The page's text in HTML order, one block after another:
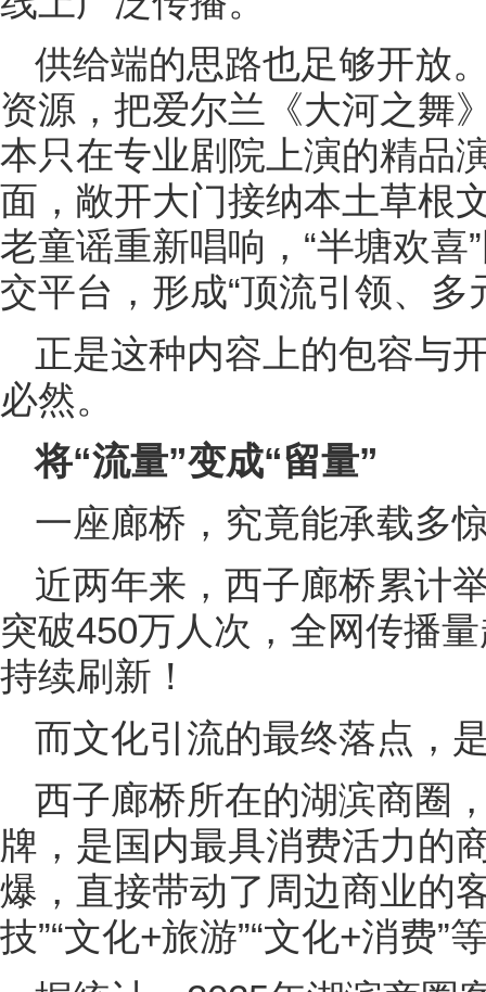
供给端的思路也足够开放
资源，把爱尔兰《大河之舞
本只在专业剧院上演的精品
面，敞开大门接纳本土草根
老童谣重新唱响，“半塘欢
交平台，形成“顶流引领、多
正是这种内容上的包容与
必然。
将“流量”变成“留量”
一座廊桥，究竟能承载多
近两年来，西子廊桥累计
突破450万人次，全网传播
持续刷新！
而文化引流的最终落点，
西子廊桥所在的湖滨商圈
牌，是国内最具消费活力的
爆，直接带动了周边商业的
技”“文化+旅游”“文化+消费”